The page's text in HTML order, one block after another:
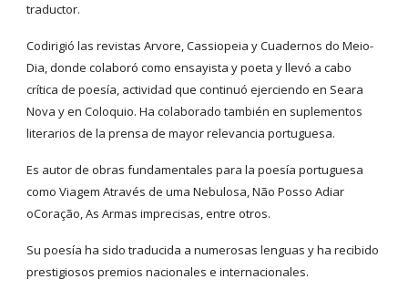
traductor.
Codirigió las revistas Arvore, Cassiopeia y Cuadernos do Meio-
Dia, donde colaboró como ensayista y poeta y llevó a cabo
crítica de poesía, actividad que continuó ejerciendo en Seara
Nova y en Coloquio. Ha colaborado también en suplementos
literarios de la prensa de mayor relevancia portuguesa.
Es autor de obras fundamentales para la poesía portuguesa
como Viagem Através de uma Nebulosa, Não Posso Adiar
oCoração, As Armas imprecisas, entre otros.
Su poesía ha sido traducida a numerosas lenguas y ha recibido
prestigiosos premios nacionales e internacionales.